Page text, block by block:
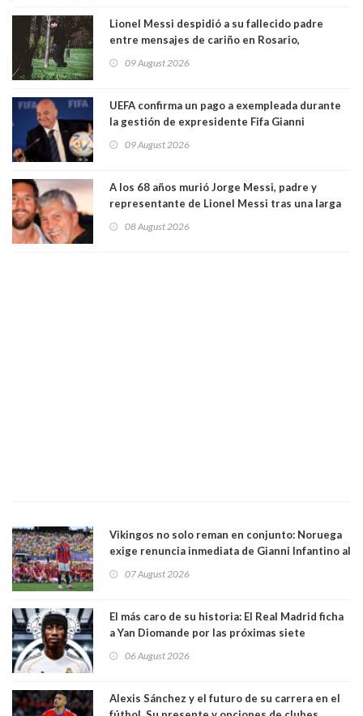
Lionel Messi despidió a su fallecido padre
entre mensajes de cariño en Rosario,
09 August 2026
UEFA confirma un pago a exempleada durante
la gestión de expresidente Fifa Gianni
relación sentimental
09 August 2026
A los 68 años murió Jorge Messi, padre y
representante de Lionel Messi tras una larga
08 August 2026
Vikingos no solo reman en conjunto: Noruega
exige renuncia inmediata de Gianni Infantino al
07 August 2026
El más caro de su historia: El Real Madrid ficha
a Yan Diomande por las próximas siete
06 August 2026
Alexis Sánchez y el futuro de su carrera en el